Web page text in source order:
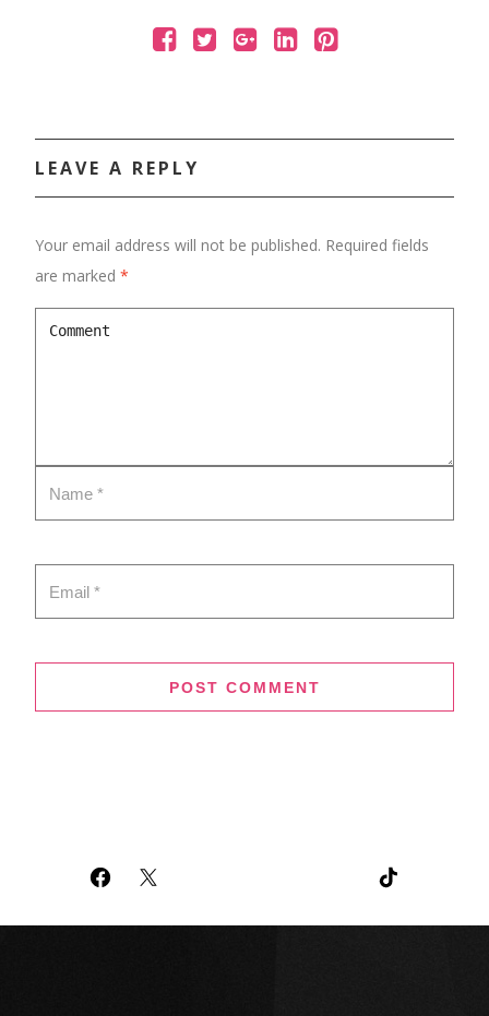
LEAVE A REPLY
Your email address will not be published. Required fields
are marked *